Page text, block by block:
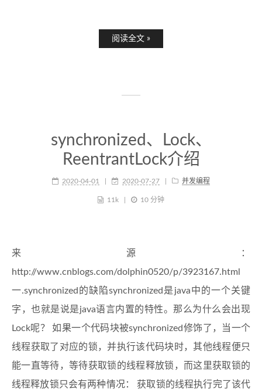
阅读全文 »
synchronized、Lock、
ReentrantLock介绍
2020-04-01 2020-07-27 并发编程
11k 10 分钟
来源：
http://www.cnblogs.com/dolphin0520/p/3923167.html
一.synchronized的缺陷synchronized是java中的一个关键
字，也就是说是java语言内置的特性。那么为什么会出现
Lock呢？ 如果一个代码块被synchronized修饰了，当一个
线程获取了对应的锁，并执行该代码块时，其他线程便只
能一直等待，等待获取锁的线程释放锁，而这里获取锁的
线程释放锁只会有两种情况： 获取锁的线程执行完了该代